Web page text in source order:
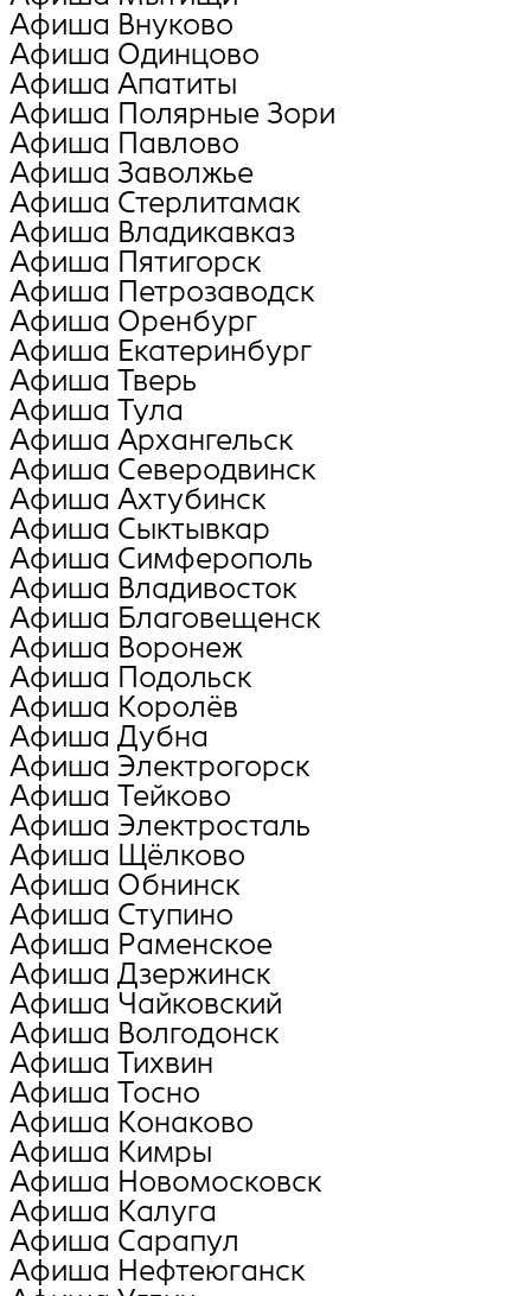
Афиша Внуково
Афиша Oдинцово
Афиша Апатиты
Афиша Полярные Зори
Афиша Павлово
Афиша Заволжье
Афиша Стерлитамак
Афиша Владикавказ
Афиша Пятигорск
Афиша Петрозаводск
Афиша Оренбург
Афиша Екатеринбург
Афиша Тверь
Афиша Тула
Афиша Архангельск
Афиша Северодвинск
Афиша Ахтубинск
Афиша Сыктывкар
Афиша Симферополь
Афиша Владивосток
Афиша Благовещенск
Афиша Воронеж
Афиша Подольск
Афиша Королёв
Афиша Дубна
Афиша Электрогорск
Афиша Тейково
Афиша Электросталь
Афиша Щёлково
Афиша Обнинск
Афиша Ступино
Афиша Раменское
Афиша Дзержинск
Афиша Чайковский
Афиша Волгодонск
Афиша Тихвин
Афиша Тосно
Афиша Конаково
Афиша Кимры
Афиша Новомосковск
Афиша Калуга
Афиша Сарапул
Афиша Нефтеюганск